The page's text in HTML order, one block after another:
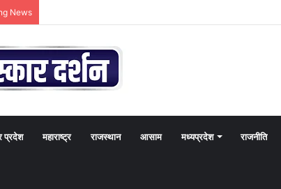
News
प्रदेश महाराष्ट्र राजस्थान आसाम मध्यप्रदेश राजनीति